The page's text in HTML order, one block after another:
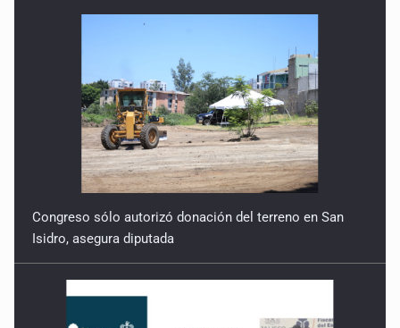
Congreso sólo autorizó donación del terreno en San
Isidro, asegura diputada